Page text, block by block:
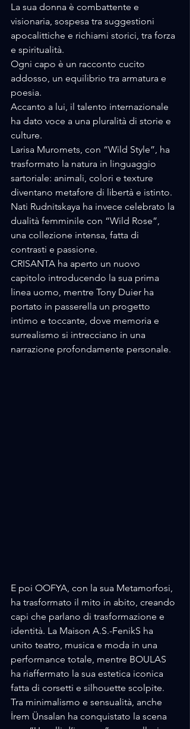
La sua donna è combattente e
visionaria, sospesa tra suggestioni
apocalittiche e richiami storici, tra forza
e spiritualità.
Ogni capo è un racconto cucito
addosso, un equilibrio tra armatura e
poesia.
Accanto a lui, il talento internazionale
ha dato voce a una pluralità di storie e
culture.
Larisa Muromets, con “Wild Style”, ha
trasformato la natura in linguaggio
sartoriale: animali, colori e texture
diventano metafore di libertà e istinto.
Nati Rudnitskaya ha invece celebrato la
dualità femminile con “Wild Rose”,
una collezione intensa, fatta di
contrasti e passione.
CRISANTA ha aperto un nuovo
capitolo introducendo la sua prima
linea uomo, mentre Tony Duier ha
portato in passerella un progetto
intimo e toccante, dove memoria e
surrealismo si intrecciano in una
narrazione profondamente personale.
E poi OOFYA, con la sua Metamorfosi,
ha trasformato il mito in abito, creando
capi che parlano di trasformazione e
identità. La Maison A.S.-FenikS ha
unito teatro, musica e moda in una
performance totale, mentre BOULAS
ha riaffermato la sua estetica iconica
fatta di corsetti e silhouette scolpite.
Tra minimalismo e sensualità, anche
İrem Ünsalan ha conquistato la scena